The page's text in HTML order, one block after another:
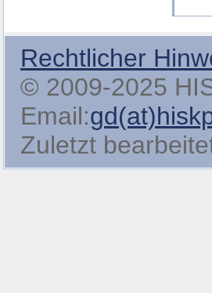
Rechtlicher
© 2009-2025
Email:
Zuletzt